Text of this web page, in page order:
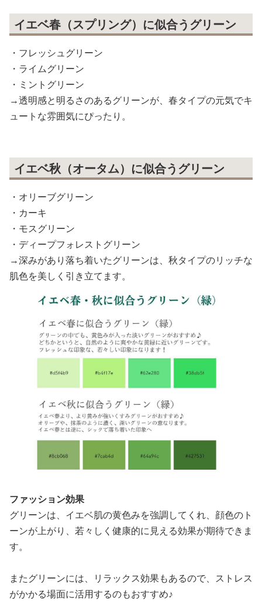
イエベ春（スプリング）に似合うグリーン
・フレッシュグリーン
・ライムグリーン
・ミントグリーン
→透明感と明るさのあるグリーンが、春タイプの元気でキ
ュートな雰囲気にぴったり。
イエベ秋（オータム）に似合うグリーン
・オリーブグリーン
・カーキ
・モスグリーン
・ディープフォレストグリーン
→深みがあり落ち着いたグリーンは、秋タイプのリッチな
肌色を美しく引き立てます。
ファッション効果
グリーンは、イエベ肌の黄色みを強調してくれ、顔色のト
ーンが上がり、若々しく健康的に見える効果が期待できま
す。
またグリーンには、リラックス効果もあるので、ストレス
がかかる場面に活用するのもおすすめ♪